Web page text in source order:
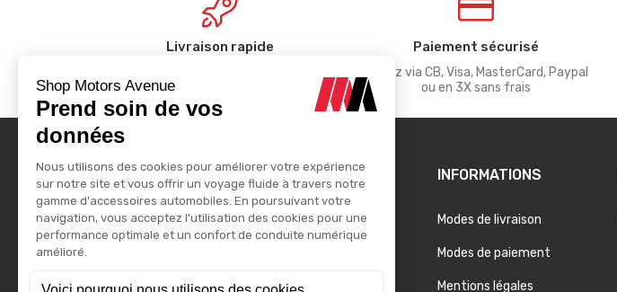
Livraison rapide Paiement sécurisé
Réglez via CB, Visa, MasterCard, Paypal
ou en 3X sans frais
PARCOURIR
Nos marques
Les promotions
Motors Avenue
ASSISTANCE
SAV
INFORMATIONS
Modes de livraison
Modes de paiement
Mentions légales